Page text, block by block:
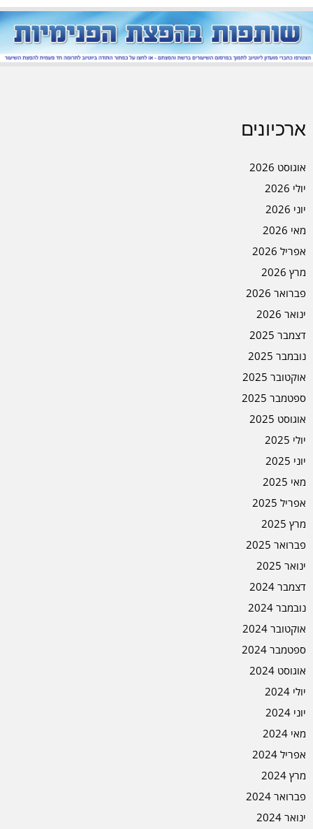
ארכיונים
אוגוסט 2026
יולי 2026
יוני 2026
מאי 2026
אפריל 2026
מרץ 2026
פברואר 2026
ינואר 2026
דצמבר 2025
נובמבר 2025
אוקטובר 2025
ספטמבר 2025
אוגוסט 2025
יולי 2025
יוני 2025
מאי 2025
אפריל 2025
מרץ 2025
פברואר 2025
ינואר 2025
דצמבר 2024
נובמבר 2024
אוקטובר 2024
ספטמבר 2024
אוגוסט 2024
יולי 2024
יוני 2024
מאי 2024
אפריל 2024
מרץ 2024
פברואר 2024
ינואר 2024